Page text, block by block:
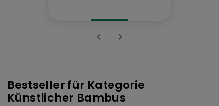
 
Bestseller für Kategorie
Künstlicher Bambus